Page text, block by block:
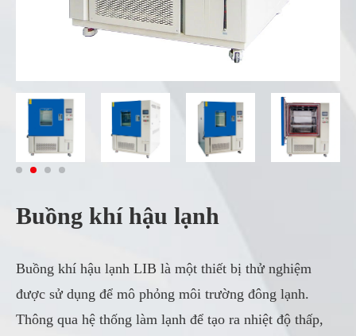
Buồng khí hậu lạnh
Buồng khí hậu lạnh LIB là một thiết bị thử nghiệm
được sử dụng để mô phỏng môi trường đông lạnh.
Thông qua hệ thống làm lạnh để tạo ra nhiệt độ thấp,